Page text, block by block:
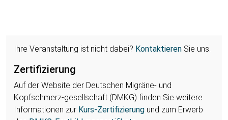
Ihre Veranstaltung ist nicht dabei? Kontaktieren Sie uns.
Zertifizierung
Auf der Website der Deutschen Migräne- und
Kopfschmerz-gesellschaft (DMKG) finden Sie weitere
Informationen zur Kurs-Zertifizierung und zum Erwerb